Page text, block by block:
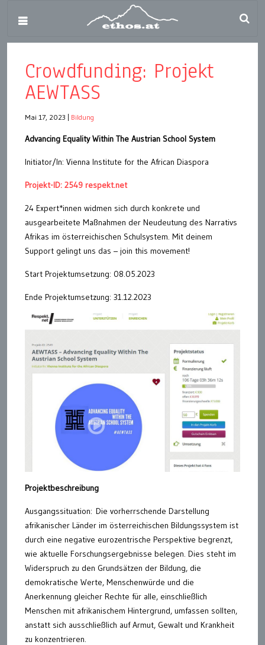
Crowdfunding: Projekt
AEWTASS
Mai 17, 2023 Bildung
Advancing Equality Within The Austrian School System
Initiator/In: Vienna Institute for the African Diaspora
Projekt-ID: 2549 respekt.net
24 Expert*innen widmen sich durch konkrete und
ausgearbeitete Maßnahmen der Neudeutung des Narrativs
Afrikas im österreichischen Schulsystem. Mit deinem
Support gelingt uns das – join this movement!
Start Projektumsetzung: 08.05.2023
Ende Projektumsetzung: 31.12.2023
Projektbeschreibung
Ausgangssituation: Die vorherrschende Darstellung
afrikanischer Länder im österreichischen Bildungssystem ist
durch eine negative eurozentrische Perspektive begrenzt,
wie aktuelle Forschungsergebnisse belegen. Dies steht im
Widerspruch zu den Grundsätzen der Bildung, die
demokratische Werte, Menschenwürde und die
Anerkennung gleicher Rechte für alle, einschließlich
Menschen mit afrikanischem Hintergrund, umfassen sollten,
anstatt sich ausschließlich auf Armut, Gewalt und Krankheit
zu konzentrieren.